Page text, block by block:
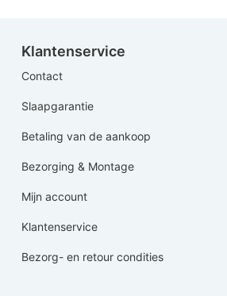
Klantenservice
Contact
Slaapgarantie
Betaling van de aankoop
Bezorging & Montage
Mijn account
Klantenservice
Bezorg- en retour condities